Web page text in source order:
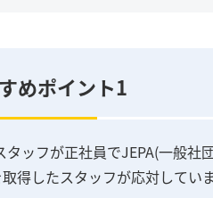
めポイント1
タッフが正社員でJEPA(一般
得したスタッフが応対してい